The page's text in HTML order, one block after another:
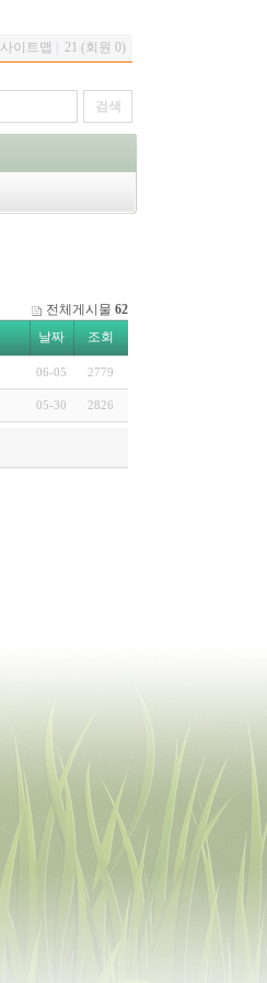
사이트맵 21 (회원 0)
전체게시물 62
날짜 조회
06-05 2779
05-30 2826